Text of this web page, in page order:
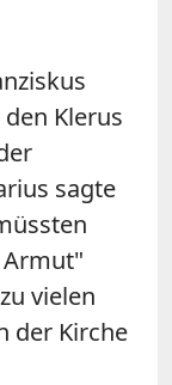
Klerus
sagte
vielen
der Kirche